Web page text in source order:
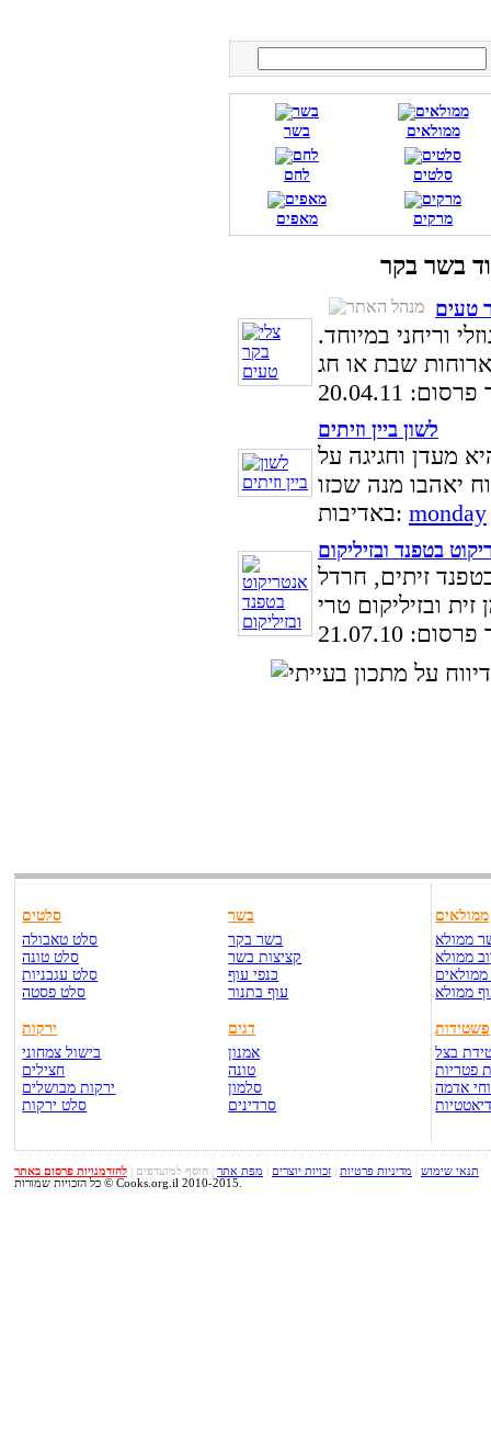
בשר ממולאים
לחם סלטים
מאפים מרקים
טעים
וריחני במיוחד.
20.04.11
לשון ביין וזיתים
מעדן וחגיגה על
באדיבות: monday
בטפנד ובזיליקום
זיתים, חרדל
21.07.10
סלטים
סלט טאבולה
סלט טונה
סלט עגבניות
סלט פסטה
ירקות
בישול צמחוני
חצילים
ירקות מבושלים
סלט ירקות
בשר
בשר בקר
קציצות בשר
כנפי עוף
עוף בתנור
דגים
אמנון
טונה
סלמון
סרדינים
ממולאים
ממולא
ממולא
ממולא
פשטידות
בצל
פטריות
אדמה
תנאי שימוש מדיניות פרטיות זכויות יוצרים מפת אתר הוסף למועדפים
להזדמנויות פרסום באתר
כל הזכויות שמורות © Cooks.org.il 2010-2015.